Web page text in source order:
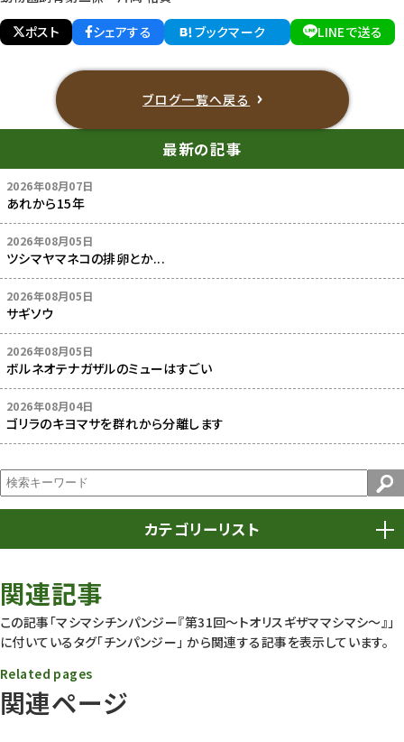
ポスト
シェアする ブックマーク LINEで送る
ブログ一覧へ戻る
最新の記事
2026年08月07日
あれから15年
2026年08月05日
ツシマヤマネコの排卵とか...
2026年08月05日
サギソウ
2026年08月05日
ボルネオテナガザルのミューはすごい
2026年08月04日
ゴリラのキヨマサを群れから分離します
カテゴリーリスト
動物園
動物園長のZooコラム 172
動物園その他
関連記事
この記事「マシマシチンパンジー『第31回～トオリスギザママシマシ～』」
に付いているタグ「チンパンジー」 から関連する記事を表示しています。
関連ページ
Related pages